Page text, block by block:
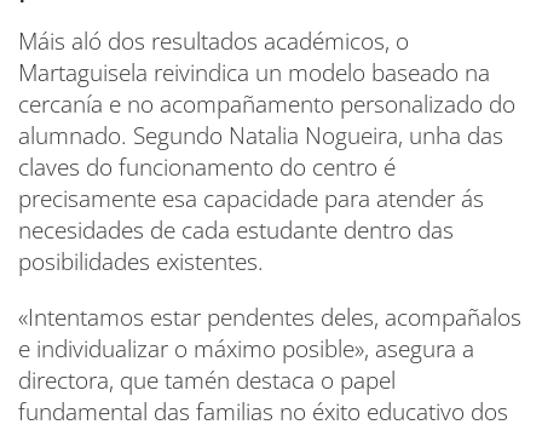
Máis aló dos resultados académicos, o
Martaguisela reivindica un modelo baseado na
cercanía e no acompañamento personalizado do
alumnado. Segundo Natalia Nogueira, unha das
claves do funcionamento do centro é
precisamente esa capacidade para atender ás
necesidades de cada estudante dentro das
posibilidades existentes.
«Intentamos estar pendentes deles, acompañalos
e individualizar o máximo posible», asegura a
directora, que tamén destaca o papel
fundamental das familias no éxito educativo dos